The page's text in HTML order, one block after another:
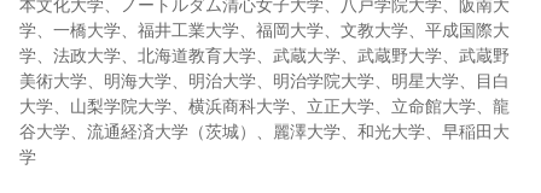
本文化大学、ノートルダム清心女子大学、八戸学院大学、阪南大
学、一橋大学、福井工業大学、福岡大学、文教大学、平成国際大
学、法政大学、北海道教育大学、武蔵大学、武蔵野大学、武蔵野
美術大学、明海大学、明治大学、明治学院大学、明星大学、目白
大学、山梨学院大学、横浜商科大学、立正大学、立命館大学、龍
谷大学、流通経済大学（茨城）、麗澤大学、和光大学、早稲田大
学